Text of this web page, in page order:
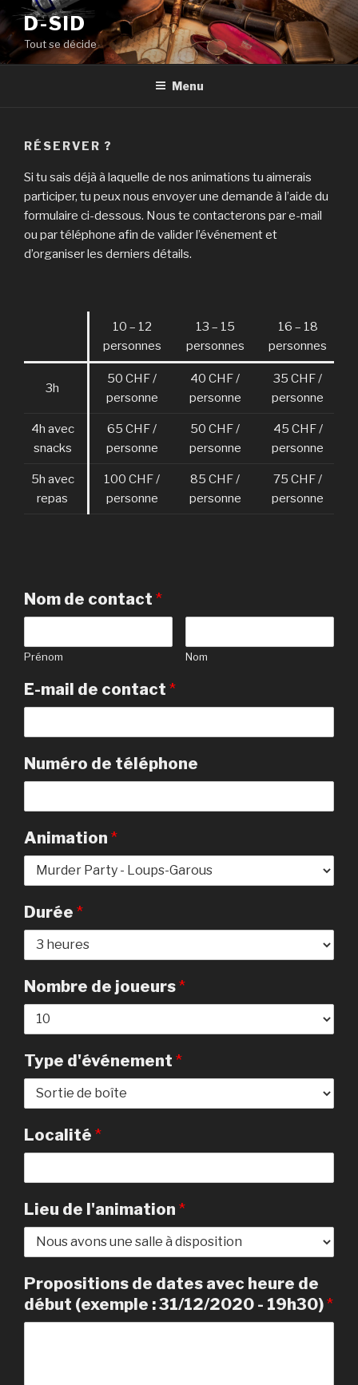
Aller
contenu
principal
D-SID
Tout se décide
Menu
RÉSERVER ?
Si tu sais déjà à laquelle de nos animations tu aimerais
participer, tu peux nous envoyer une demande à l’aide du
formulaire ci-dessous. Nous te contacterons par e-mail
ou par téléphone afin de valider l’événement et
d’organiser les derniers détails.
10 – 12
personnes
13 – 15
personnes
16 – 18
personnes
3h
50 CHF /
personne
40 CHF /
personne
35 CHF /
personne
4h avec
snacks
65 CHF /
personne
50 CHF /
personne
45 CHF /
personne
5h avec
repas
100 CHF /
personne
85 CHF /
personne
75 CHF /
personne
Nom de contact *
Prénom Nom
E-mail de contact *
Numéro de téléphone
Animation *
Durée *
Nombre de joueurs*
Type d'événement *
Localité *
Lieu de l'animation *
Propositions de dates avec heure de
début (exemple : 31/12/2020 - 19h30)*